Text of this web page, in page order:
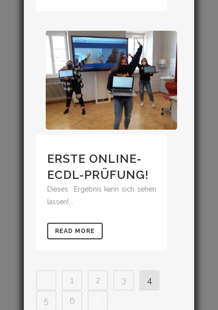
ERSTE ONLINE-
ECDL-PRÜFUNG!
Dieses Ergebnis kann sich sehen
lassen!...
READ MORE
1 2 3
4
5
6